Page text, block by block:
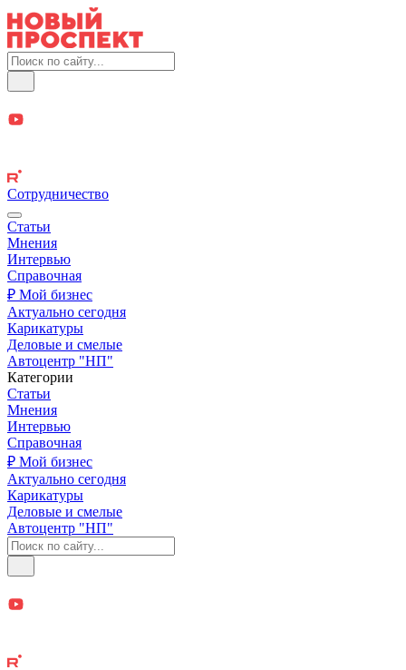
Сотрудничество
Статьи
Мнения
Интервью
Справочная
₽ Мой бизнес
Актуально сегодня
Карикатуры
Деловые и смелые
Автоцентр "НП"
Категории
Статьи
Мнения
Интервью
Справочная
₽ Мой бизнес
Актуально сегодня
Карикатуры
Деловые и смелые
Автоцентр "НП"